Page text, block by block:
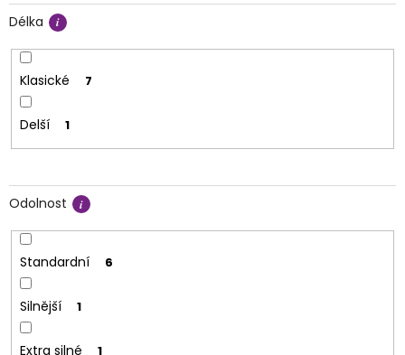
Délka
Klasické 7
Delší 1
Odolnost
Standardní 6
Silnější 1
Extra silné 1